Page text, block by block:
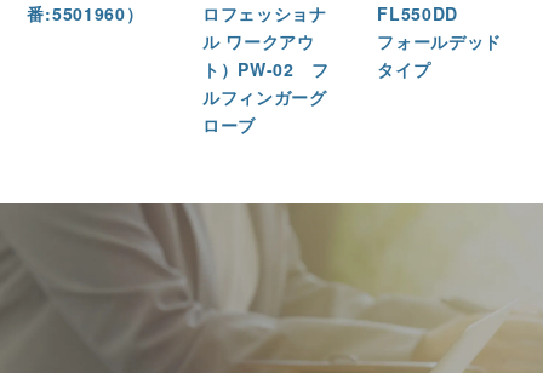
番:5501960）
ロフェッショナ
ル ワークアウ
ト）PW-02 フ
ルフィンガーグ
ローブ
FL550DD
フォールデッド
タイプ